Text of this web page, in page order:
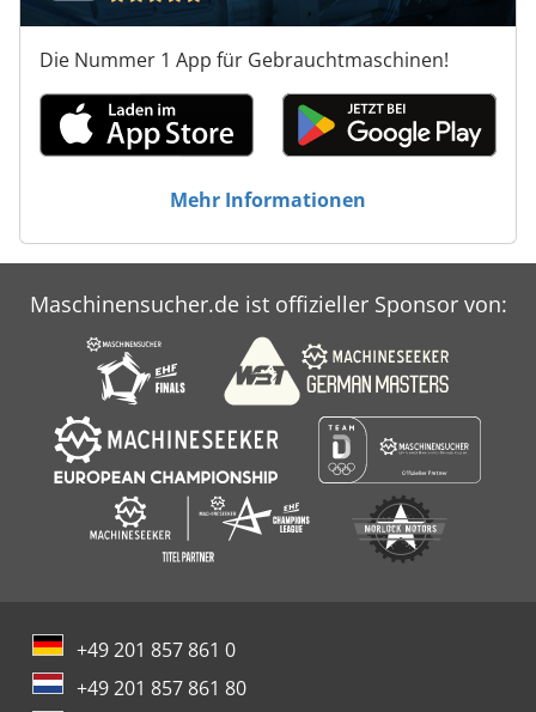
Die Nummer 1 App für Gebrauchtmaschinen!
Mehr Informationen
Maschinensucher.de ist offizieller Sponsor von:
+49 201 857 861 0
+49 201 857 861 80